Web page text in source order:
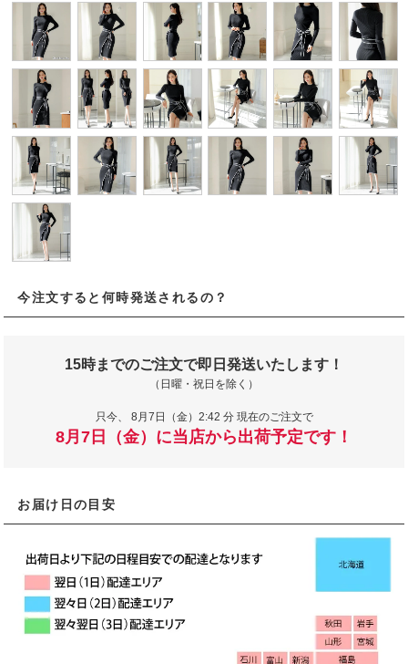
今注文すると何時発送されるの？
15時までのご注文で即日発送いたします！
（日曜・祝日を除く）
只今、 8月7日（金）2:42 分 現在のご注文で
8月7日（金）に当店から出荷予定です！
お届け日の目安